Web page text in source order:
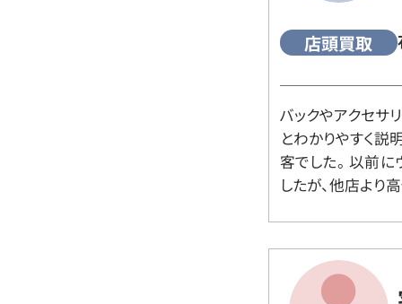
店頭買取
バックやアクセサ
とわかりやすく説
客でした。 以前
したが、他店より